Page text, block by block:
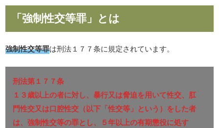
「強制性交等罪」とは
強制性交等罪は刑法１７７条に規定されています。
刑法第１７７条
１３歳以上の者に対し、暴行又は脅迫を用いて性交、肛
門性交又は口腔性交（以下「性交等」という）をした者
は、強制性交等の罪とし、５年以上の有期懲役に処す